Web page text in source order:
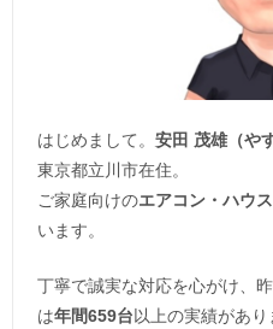
はじめまして。 安田 茂雄（や
東京都立川市在住。
ご家庭向けのエアコン・ハウ
います。
丁寧で誠実な対応を心がけ、
は年間659台以上の実績があり